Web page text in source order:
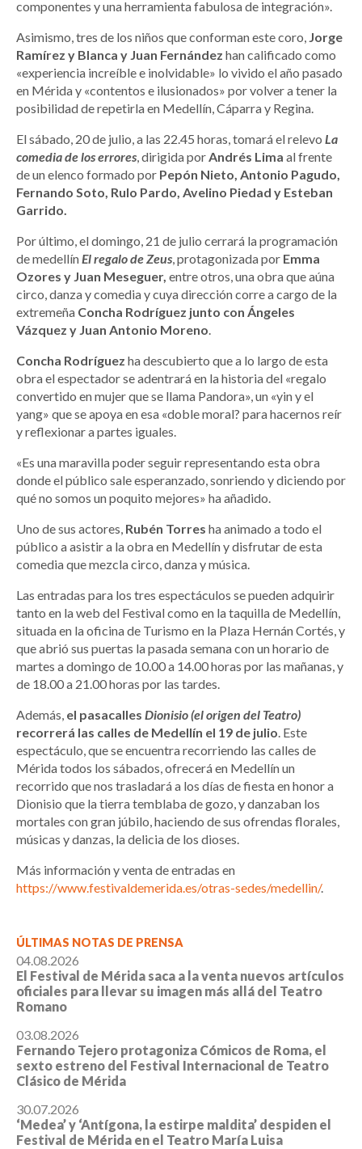
componentes y una herramienta fabulosa de integración».
Asimismo, tres de los niños que conforman este coro, Jorge
Ramírez y Blanca y Juan Fernández han calificado como
«experiencia increíble e inolvidable» lo vivido el año pasado
en Mérida y «contentos e ilusionados» por volver a tener la
posibilidad de repetirla en Medellín, Cáparra y Regina.
El sábado, 20 de julio, a las 22.45 horas, tomará el relevo La
comedia de los errores, dirigida porAndrés Lima al frente
de un elenco formado por Pepón Nieto, Antonio Pagudo,
Fernando Soto, Rulo Pardo, Avelino Piedad y Esteban
Garrido.
Por último, el domingo, 21 de julio cerrará la programación
de medellínEl regalo de Zeus, protagonizada por Emma
Ozores y Juan Meseguer, entre otros, una obra que aúna
circo, danza y comedia y cuya dirección corre a cargo de la
extremeña Concha Rodríguez junto con Ángeles
Vázquez y Juan Antonio Moreno.
Concha Rodríguez ha descubierto que a lo largo de esta
obra el espectador se adentrará en la historia del «regalo
convertido en mujer que se llama Pandora», un «yin y el
yang» que se apoya en esa «doble moral? para hacernos reír
y reflexionar a partes iguales.
«Es una maravilla poder seguir representando esta obra
donde el público sale esperanzado, sonriendo y diciendo por
qué no somos un poquito mejores» ha añadido.
Uno de sus actores, Rubén Torres ha animado a todo el
público a asistir a la obra en Medellín y disfrutar de esta
comedia que mezcla circo, danza y música.
Las entradas para los tres espectáculos se pueden adquirir
tanto en la web del Festival como en la taquilla de Medellín,
situada en la oficina de Turismo en la Plaza Hernán Cortés, y
que abrió sus puertas la pasada semana con un horario de
martes a domingo de 10.00 a 14.00 horas por las mañanas, y
de 18.00 a 21.00 horas por las tardes.
Además, el pasacalles Dionisio (el origen del Teatro)
recorrerá las calles de Medellín el 19 de julio. Este
espectáculo, que se encuentra recorriendo las calles de
Mérida todos los sábados, ofrecerá en Medellín un
recorrido que nos trasladará a los días de fiesta en honor a
Dionisio que la tierra temblaba de gozo, y danzaban los
mortales con gran júbilo, haciendo de sus ofrendas florales,
músicas y danzas, la delicia de los dioses.
Más información y venta de entradas en
https://www.festivaldemerida.es/otras-sedes/medellin/.
ÚLTIMAS NOTAS DE PRENSA
04.08.2026
El Festival de Mérida saca a la venta nuevos artículos
oficiales para llevar su imagen más allá del Teatro
Romano
03.08.2026
Fernando Tejero protagoniza Cómicos de Roma, el
sexto estreno del Festival Internacional de Teatro
Clásico de Mérida
30.07.2026
‘Medea’ y ‘Antígona, la estirpe maldita’ despiden el
Festival de Mérida en el Teatro María Luisa